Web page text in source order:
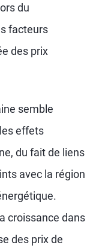
du
facteurs
des prix
semble
effets
du fait de liens
avec la région
croissance dans
des prix de